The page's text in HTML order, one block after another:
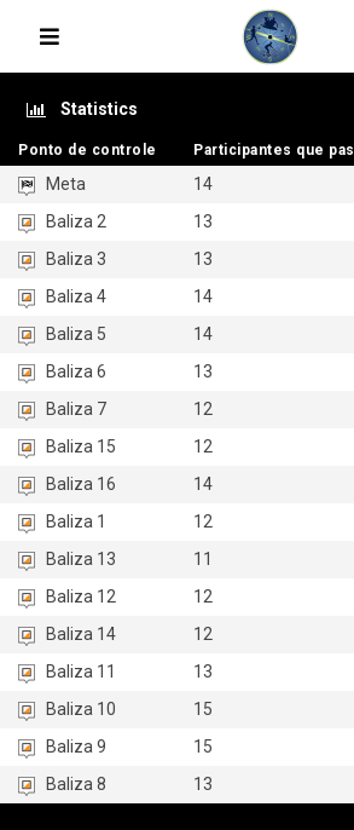
Statistics
Ponto de controle Participantes que
Meta 14
Baliza 2
13
Baliza 3
13
Baliza 4
14
Baliza 5
14
Baliza 6
13
Baliza 7
12
Baliza 15
12
Baliza 16
14
Baliza 1
12
Baliza 13
11
Baliza 12
12
Baliza 14
12
Baliza 11
13
Baliza 10
15
Baliza 9
15
Baliza 8
13
Ponto de controle Participantes que